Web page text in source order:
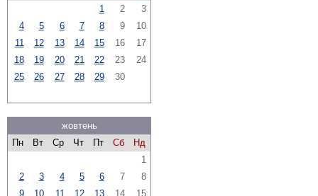
1
2
3
4
5 6 7 8 9
10
11
12 13 14 15 16
17
18
19 20 21 22 23
24
25
26 27 28 29 30
жовтень
Пн
Вт Ср Чт Пт Сб
Нд
1
2
3 4 5 6 7
8
9
10 11 12 13 14 15